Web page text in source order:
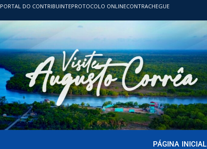
PORTAL DO CONTRIBUINTEPROTOCOLO ONLINECONTRACHEGUE
PÁGINA INICIAL